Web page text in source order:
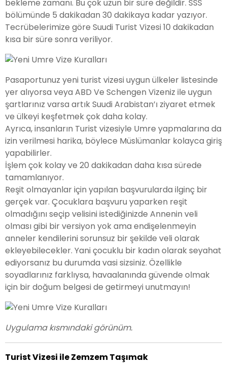
bekleme zamanı. Bu çok uzun bir süre değildir. SSS
bölümünde 5 dakikadan 30 dakikaya kadar yazıyor.
Tecrübelerimize göre Suudi Turist Vizesi 10 dakikadan
kısa bir süre sonra veriliyor.
Pasaportunuz yeni turist vizesi uygun ülkeler listesinde
yer alıyorsa veya ABD Ve Schengen Vizeniz ile uygun
şartlarınız varsa artık Suudi Arabistan’ı ziyaret etmek
ve ülkeyi keşfetmek çok daha kolay.
Ayrıca, insanların Turist vizesiyle Umre yapmalarına da
izin verilmesi harika, böylece Müslümanlar kolayca giriş
yapabilirler.
İşlem çok kolay ve 20 dakikadan daha kısa sürede
tamamlanıyor.
Reşit olmayanlar için yapılan başvurularda ilginç bir
gerçek var. Çocuklara başvuru yaparken reşit
olmadığını seçip velisini istediğinizde Annenin veli
olması gibi bir versiyon yok ama endişelenmeyin
anneler kendilerini sorunsuz bir şekilde veli olarak
ekleyebilecekler. Yani çocuklu bir kadın olarak seyahat
ediyorsanız bu durumda vasi sizsiniz. Özellikle
soyadlarınız farklıysa, havaalanında güvende olmak
için bir doğum belgesi de getirmeyi unutmayın!
Uygulama kısmındaki görünüm.
Turist Vizesi ile Zemzem Taşımak